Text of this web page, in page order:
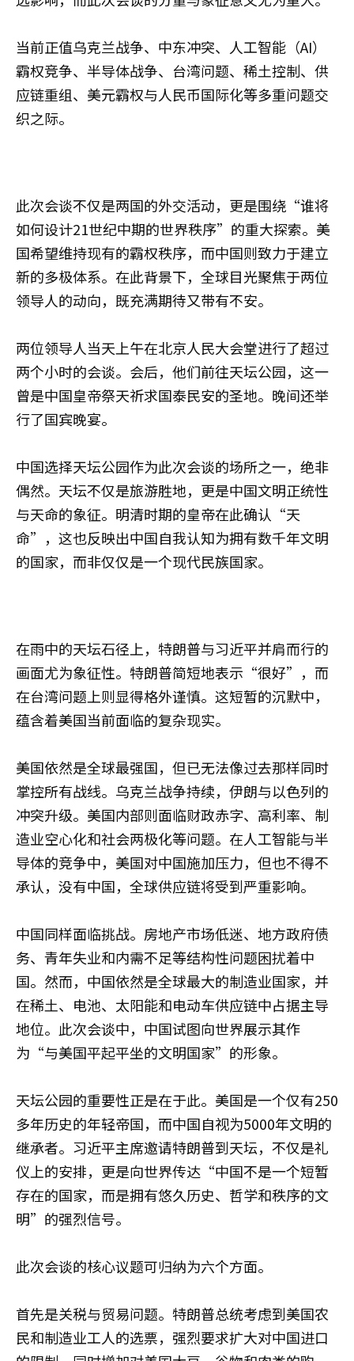
当前正值乌克兰战争、中东冲突、人工智能（AI）
霸权竞争、半导体战争、台湾问题、稀土控制、供
应链重组、美元霸权与人民币国际化等多重问题交
织之际。
此次会谈不仅是两国的外交活动，更是围绕“谁将
如何设计21世纪中期的世界秩序”的重大探索。美
国希望维持现有的霸权秩序，而中国则致力于建立
新的多极体系。在此背景下，全球目光聚焦于两位
领导人的动向，既充满期待又带有不安。
两位领导人当天上午在北京人民大会堂进行了超过
两个小时的会谈。会后，他们前往天坛公园，这一
曾是中国皇帝祭天祈求国泰民安的圣地。晚间还举
行了国宾晚宴。
中国选择天坛公园作为此次会谈的场所之一，绝非
偶然。天坛不仅是旅游胜地，更是中国文明正统性
与天命的象征。明清时期的皇帝在此确认“天
命”，这也反映出中国自我认知为拥有数千年文明
的国家，而非仅仅是一个现代民族国家。
在雨中的天坛石径上，特朗普与习近平并肩而行的
画面尤为象征性。特朗普简短地表示“很好”，而
在台湾问题上则显得格外谨慎。这短暂的沉默中，
蕴含着美国当前面临的复杂现实。
美国依然是全球最强国，但已无法像过去那样同时
掌控所有战线。乌克兰战争持续，伊朗与以色列的
冲突升级。美国内部则面临财政赤字、高利率、制
造业空心化和社会两极化等问题。在人工智能与半
导体的竞争中，美国对中国施加压力，但也不得不
承认，没有中国，全球供应链将受到严重影响。
中国同样面临挑战。房地产市场低迷、地方政府债
务、青年失业和内需不足等结构性问题困扰着中
国。然而，中国依然是全球最大的制造业国家，并
在稀土、电池、太阳能和电动车供应链中占据主导
地位。此次会谈中，中国试图向世界展示其作
为“与美国平起平坐的文明国家”的形象。
天坛公园的重要性正是在于此。美国是一个仅有250
多年历史的年轻帝国，而中国自视为5000年文明的
继承者。习近平主席邀请特朗普到天坛，不仅是礼
仪上的安排，更是向世界传达“中国不是一个短暂
存在的国家，而是拥有悠久历史、哲学和秩序的文
明”的强烈信号。
此次会谈的核心议题可归纳为六个方面。
首先是关税与贸易问题。特朗普总统考虑到美国农
民和制造业工人的选票，强烈要求扩大对中国进口